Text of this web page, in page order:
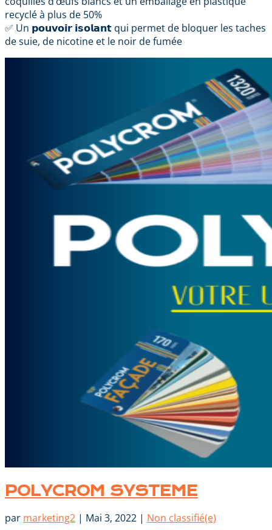
recyclé à plus de 50%
✅ Un 𝗽𝗼𝘂𝘃𝗼𝗶𝗿 𝗶𝘀𝗼𝗹𝗮𝗻𝘁 qui permet de bloquer les taches
de suie, de nicotine et le noir de fumée
POLYCROM SYSTEME
par marketing2 | Mai 3, 2022 | Non classifié(e)